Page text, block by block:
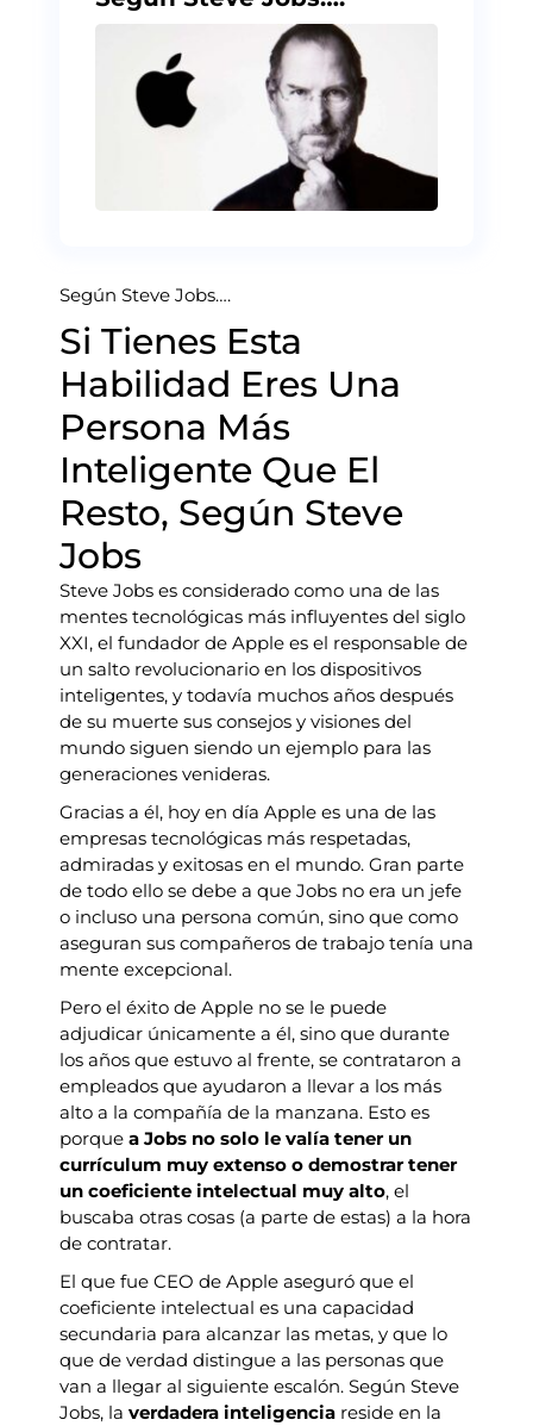
Según Steve Jobs….
Si Tienes Esta
Habilidad Eres Una
Persona Más
Inteligente Que El
Resto, Según Steve
Jobs
Steve Jobs es considerado como una de las
mentes tecnológicas más influyentes del siglo
XXI, el fundador de Apple es el responsable de
un salto revolucionario en los dispositivos
inteligentes, y todavía muchos años después
de su muerte sus consejos y visiones del
mundo siguen siendo un ejemplo para las
generaciones venideras.
Gracias a él, hoy en día Apple es una de las
empresas tecnológicas más respetadas,
admiradas y exitosas en el mundo. Gran parte
de todo ello se debe a que Jobs no era un jefe
o incluso una persona común, sino que como
aseguran sus compañeros de trabajo tenía una
mente excepcional.
Pero el éxito de Apple no se le puede
adjudicar únicamente a él, sino que durante
los años que estuvo al frente, se contrataron a
empleados que ayudaron a llevar a los más
alto a la compañía de la manzana. Esto es
porque a Jobs no solo le valía tener un
currículum muy extenso o demostrar tener
un coeficiente intelectual muy alto, el
buscaba otras cosas (a parte de estas) a la hora
de contratar.
El que fue CEO de Apple aseguró que el
coeficiente intelectual es una capacidad
secundaria para alcanzar las metas, y que lo
que de verdad distingue a las personas que
van a llegar al siguiente escalón. Según Steve
Jobs, la verdadera inteligencia reside en la